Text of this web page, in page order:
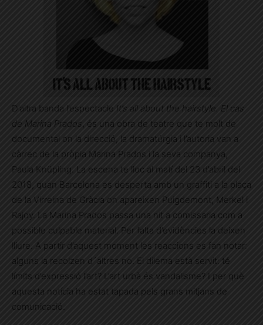
D’altra banda l’espectacle It’s all about the hairstyle. El cas
de Marina Prados, és una obra de teatre que te molt de
documental on la direcció, la dramatúrgia i l’autoria van a
càrrec de la pròpia Marina Prados i la seva companya,
Paula Knüpling. La escena te lloc al matí del 23 d’abril del
2018, quan Barcelona es desperta amb un graffiti a la plaça
de la Virreina de Gràcia on apareixen Puigdemont, Merkel i
Rajoy. La Marina Prados passa una nit a comissaria com a
possible culpable material. Per falta d’evidències la deixen
lliure. A partir d’aquest moment les reaccions es fan notar:
alguns la recolzen d´altres no. El dilema està servit: té
límits d’expressió l’art? L’art urbà és vandalisme? I per què
aquesta notícia ha estat tapada pels grans mitjans de
comunicació.